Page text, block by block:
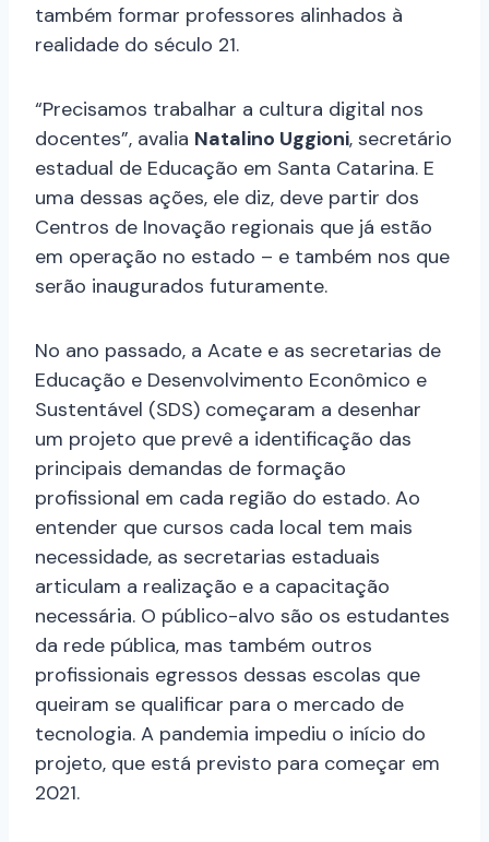
também formar professores alinhados à
realidade do século 21.
“Precisamos trabalhar a cultura digital nos
docentes”, avalia Natalino Uggioni, secretário
estadual de Educação em Santa Catarina. E
uma dessas ações, ele diz, deve partir dos
Centros de Inovação regionais que já estão
em operação no estado – e também nos que
serão inaugurados futuramente.
No ano passado, a Acate e as secretarias de
Educação e Desenvolvimento Econômico e
Sustentável (SDS) começaram a desenhar
um projeto que prevê a identificação das
principais demandas de formação
profissional em cada região do estado. Ao
entender que cursos cada local tem mais
necessidade, as secretarias estaduais
articulam a realização e a capacitação
necessária. O público-alvo são os estudantes
da rede pública, mas também outros
profissionais egressos dessas escolas que
queiram se qualificar para o mercado de
tecnologia. A pandemia impediu o início do
projeto, que está previsto para começar em
2021.